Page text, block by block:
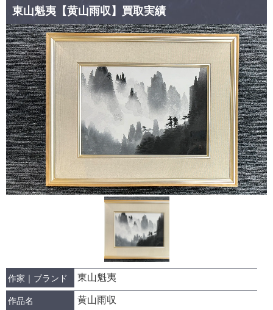
東山魁夷【黄山雨収】買取実績
作家｜ブランド 東山魁夷
作品名 黄山雨収